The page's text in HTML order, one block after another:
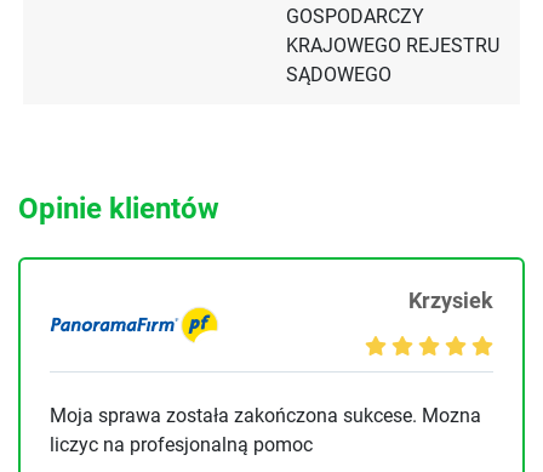
GOSPODARCZY
KRAJOWEGO REJESTRU
SĄDOWEGO
Opinie klientów
Krzysiek
Moja sprawa została zakończona sukcese. Mozna
liczyc na profesjonalną pomoc